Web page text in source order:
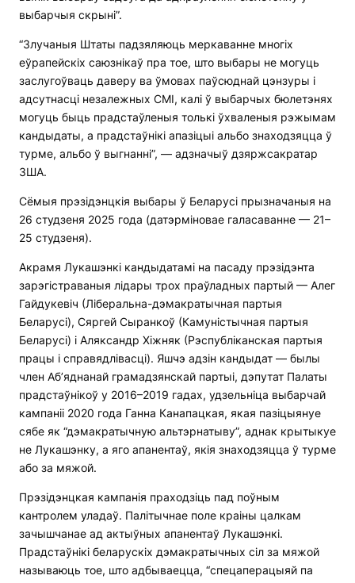
выбарчыя скрыні”.
“Злучаныя Штаты падзяляюць меркаванне многіх
еўрапейскіх саюзнікаў пра тое, што выбары не могуць
заслугоўваць даверу ва ўмовах паўсюднай цэнзуры і
адсутнасці незалежных СМІ, калі ў выбарчых бюлетэнях
могуць быць прадстаўленыя толькі ўхваленыя рэжымам
кандыдаты, а прадстаўнікі апазіцыі альбо знаходзяцца ў
турме, альбо ў выгнанні”, — адзначыў дзяржсакратар
ЗША.
Сёмыя прэзідэнцкія выбары ў Беларусі прызначаныя на
26 студзеня 2025 года (датэрміновае галасаванне — 21–
25 студзеня).
Акрамя Лукашэнкі кандыдатамі на пасаду прэзідэнта
зарэгістраваныя лідары трох праўладных партый — Алег
Гайдукевіч (Ліберальна-дэмакратычная партыя
Беларусі), Сяргей Сыранкоў (Камуністычная партыя
Беларусі) і Аляксандр Хіжняк (Рэспубліканская партыя
працы і справядлівасці). Яшчэ адзін кандыдат — былы
член Аб’яднанай грамадзянскай партыі, дэпутат Палаты
прадстаўнікоў у 2016–2019 гадах, удзельніца выбарчай
кампаніі 2020 года Ганна Канапацкая, якая пазіцыянуе
сябе як “дэмакратычную альтэрнатыву”, аднак крытыкуе
не Лукашэнку, а яго апанентаў, якія знаходзяцца ў турме
або за мяжой.
Прэзідэнцкая кампанія праходзіць пад поўным
кантролем уладаў. Палітычнае поле краіны цалкам
зачышчанае ад актыўных апанентаў Лукашэнкі.
Прадстаўнікі беларускіх дэмакратычных сіл за мяжой
называюць тое, што адбываецца, “спецаперацыяй па